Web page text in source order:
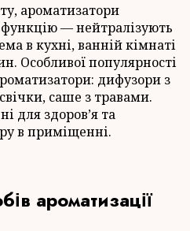
ароматизатори
— нейтралізують
в кухні, ванній кімнаті
Особливої популярності
дифузори з
саше з травами.
для здоров’я та
в приміщенні.
ароматизації